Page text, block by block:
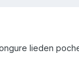
lieden